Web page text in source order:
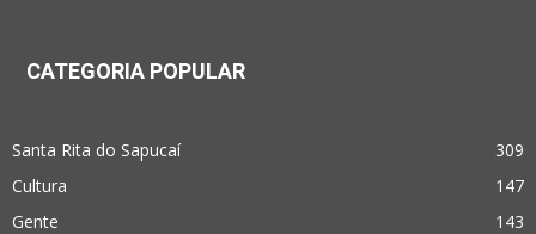
CATEGORIA POPULAR
Santa Rita do Sapucaí
309
Cultura
147
Gente
143